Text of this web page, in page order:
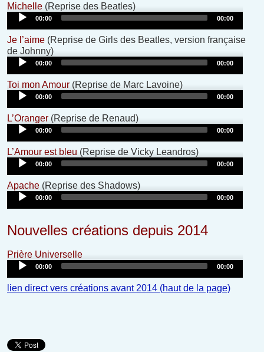
Michelle (Reprise des Beatles)Audio
Player
00:00 00:00
Je l’aime (Reprise de Girls des Beatles, version française
de Johnny)Audio
Player
00:00 00:00
Toi mon Amour (Reprise de Marc Lavoine)Audio
Player
00:00 00:00
L’Oranger (Reprise de Renaud)Audio
Player
00:00 00:00
L’Amour est bleu (Reprise de Vicky Leandros)Audio
Player
00:00 00:00
Apache (Reprise des Shadows)Audio
Player
00:00 00:00
Nouvelles créations depuis 2014
Prière UniverselleAudio
Player
00:00 00:00
lien direct vers créations avant 2014 (haut de la page)